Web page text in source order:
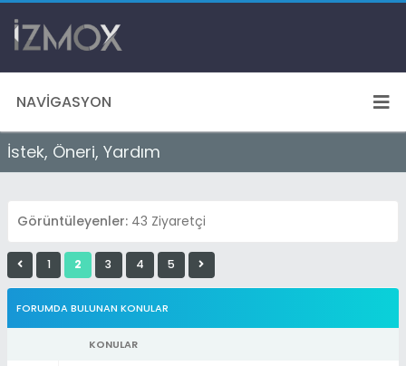
NAVIGASYON
İstek, Öneri, Yardım
Görüntüleyenler: 43 Ziyaretçi
1 2 3 4 5
FORUMDA BULUNAN KONULAR
KONULAR